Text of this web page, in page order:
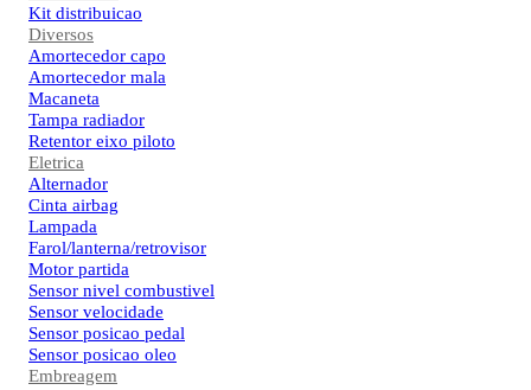
Kit distribuicao
Diversos
Amortecedor capo
Amortecedor mala
Macaneta
Tampa radiador
Retentor eixo piloto
Eletrica
Alternador
Cinta airbag
Lampada
Farol/lanterna/retrovisor
Motor partida
Sensor nivel combustivel
Sensor velocidade
Sensor posicao pedal
Sensor posicao oleo
Embreagem